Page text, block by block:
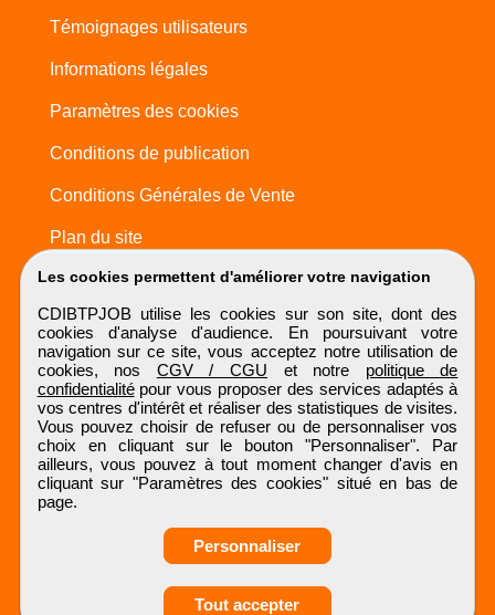
Obtenir ses
Les cookies permettent d'améliorer votre navigation
CDIBTPJOB utilise les cookies sur son site, dont des
cookies d'analyse d'audience. En poursuivant votre
navigation sur ce site, vous acceptez notre utilisation de
cookies, nos CGV / CGU et notre politique de
confidentialitépour vous proposer des services adaptés à
vos centres d'intérêt et réaliser des statistiques de visites.
Vous pouvez choisir de refuser ou de personnaliser vos
choix en cliquant sur le bouton "Personnaliser". Par
ailleurs, vous pouvez à tout moment changer d'avis en
cliquant sur "Paramètres des cookies" situé en bas de
page.
Personnaliser
Tout accepter
Témoignages utilisateurs
Informations légales
Paramètres des cookies
Conditions de publication
Conditions Générales de Vente
Plan du site